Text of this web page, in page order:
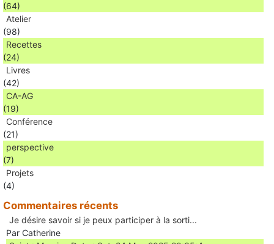
(64)
Atelier
(98)
Recettes
(24)
Livres
(42)
CA-AG
(19)
Conférence
(21)
perspective
(7)
Projets
(4)
Commentaires récents
Je désire savoir si je peux participer à la sorti...
Par Catherine